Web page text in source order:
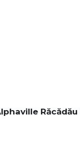
Răcădău